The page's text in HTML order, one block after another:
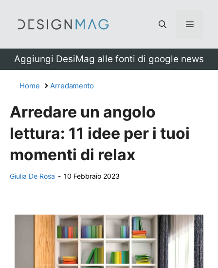
Menu
Aggiungi DesiMag alle fonti di google news
Home Arredamento
Arredare un angolo
lettura: 11 idee per i tuoi
momenti di relax
Giulia De Rosa - 10 Febbraio 2023